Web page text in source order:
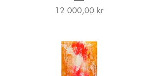
Pris
12 000,00 kr